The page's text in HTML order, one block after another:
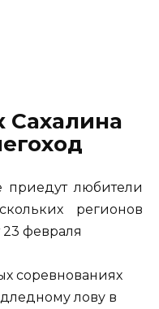
приедут любители
регионов
февраля
соревнованиях
лову в